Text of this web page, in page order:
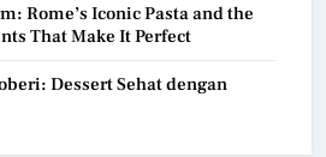
Rome’s Iconic Pasta and the
That Make It Perfect
Dessert Sehat dengan